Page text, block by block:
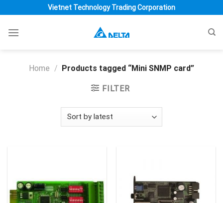
to
content
Vietnet Technology Trading Corporation
Home / Products tagged “Mini SNMP card”
FILTER